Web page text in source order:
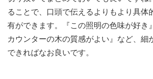
ることで、口頭で伝えるよりもより具体
有ができます。『この照明の色味が好き
カウンターの木の質感がよい』など、細
できればなお良いです。